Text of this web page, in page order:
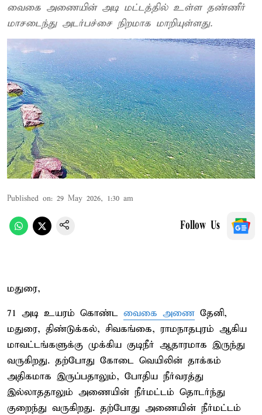
வைகை அணையின் அடி மட்டத்தில் உள்ள தண்ணீர்
மாசடைந்து அடர்பச்சை நிறமாக மாறியுள்ளது.
Published on: 29 May 2026, 1:30 am
Follow Us
மதுரை,
71 அடி உயரம் கொண்ட வைகை அணை தேனி,
மதுரை, திண்டுக்கல், சிவகங்கை, ராமநாதபுரம் ஆகிய
மாவட்டங்களுக்கு முக்கிய குடிநீர் ஆதாரமாக இருந்து
வருகிறது. தற்போது கோடை வெயிலின் தாக்கம்
அதிகமாக இருப்பதாலும், போதிய நீர்வரத்து
இல்லாததாலும் அணையின் நீர்மட்டம் தொடர்ந்து
குறைந்து வருகிறது. தற்போது அணையின் நீர்மட்டம்